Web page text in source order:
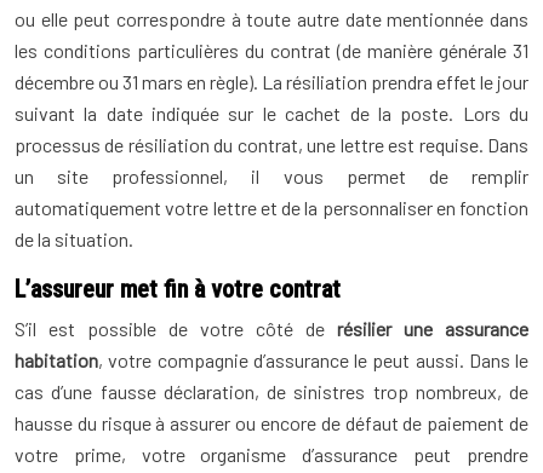
ou elle peut correspondre à toute autre date mentionnée dans
les conditions particulières du contrat (de manière générale 31
décembre ou 31 mars en règle). La résiliation prendra effet le jour
suivant la date indiquée sur le cachet de la poste. Lors du
processus de résiliation du contrat, une lettre est requise. Dans
un site professionnel, il vous permet de remplir
automatiquement votre lettre et de la personnaliser en fonction
de la situation.
L’assureur met fin à votre contrat
S’il est possible de votre côté de résilier une assurance
habitation, votre compagnie d’assurance le peut aussi. Dans le
cas d’une fausse déclaration, de sinistres trop nombreux, de
hausse du risque à assurer ou encore de défaut de paiement de
votre prime, votre organisme d’assurance peut prendre